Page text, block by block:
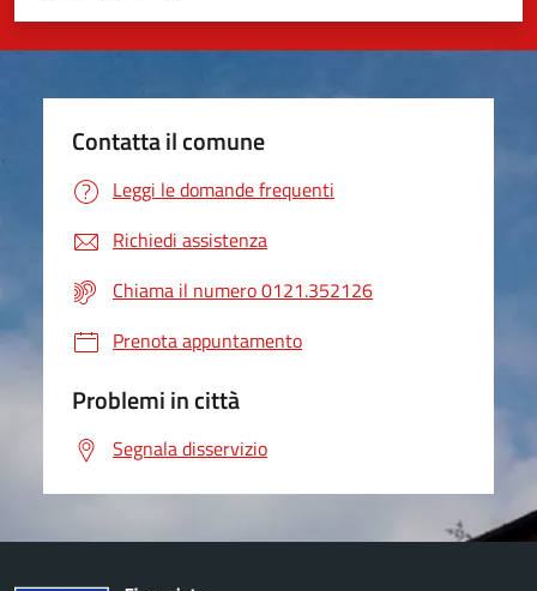
Valuta 5 stelle su 5
Valuta 4 stelle su 5
Valuta 3 stelle su 5
Valuta 2 stelle su 5
Valuta 1 stelle su 5
Contatta il comune
Leggi le domande frequenti
Richiedi assistenza
Chiama il numero 0121.352126
Prenota appuntamento
Problemi in città
Segnala disservizio